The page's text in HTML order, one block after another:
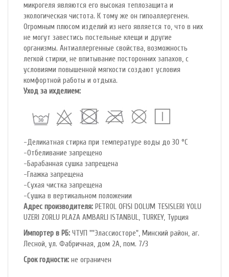
микрогеля являются его высокая теплозащита и
экологическая чистота. К тому же он гипоаллергенен.
Огромным плюсом изделий из него является то, что в них
не могут завестись постельные клещи и другие
организмы. Антиаллергенные свойства, возможность
легкой стирки, не впитывание посторонних запахов, с
условиями повышенной мягкости создают условия
комфортной работы и отдыха.
Уход за ихделием:
-Деликатная стирка при температуре воды до 30 °C
-Отбеливание запрещено
-Барабанная сушка запрещена
-Глажка запрещена
-Сухая чистка запрещена
-Сушка в вертикальном положении
Адрес производителя: PETROL OFlSl DOLUM TESISLERI YOLU
UZERI ZORLU PLAZA AMBARLI ISTANBUL, TURKEY, Турция
Импортер в РБ: ЧТУП ""Элассиосторе", Минский район, аг.
Лесной, ул. Фабричная, дом 2А, пом. 7/3
Срок годности: не ограничен